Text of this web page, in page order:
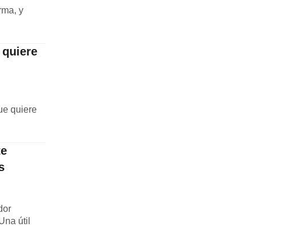
y
quiere
útil